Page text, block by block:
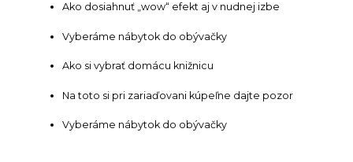
Ako dosiahnuť „wow“ efekt aj v nudnej izbe
Vyberáme nábytok do obývačky
Ako si vybrať domácu knižnicu
Na toto si pri zariaďovani kúpeľne dajte pozor
Vyberáme nábytok do obývačky